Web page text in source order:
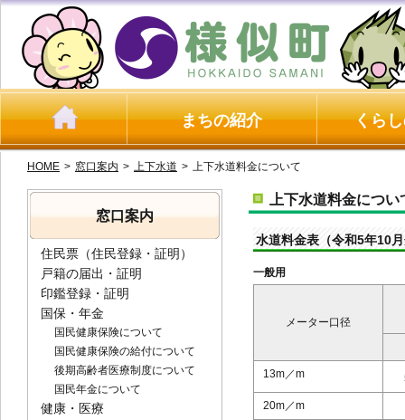
まちの紹介 くら
HOME > 窓口案内 > 上下水道 > 上下水道料金について
上下水道料金につい
水道料金表（令和5年10
一般用
メーター口径
13m／m
20m／m
窓口案内
住民票（住民登録・証明）
戸籍の届出・証明
印鑑登録・証明
国保・年金
国民健康保険について
国民健康保険の給付について
後期高齢者医療制度について
国民年金について
健康・医療